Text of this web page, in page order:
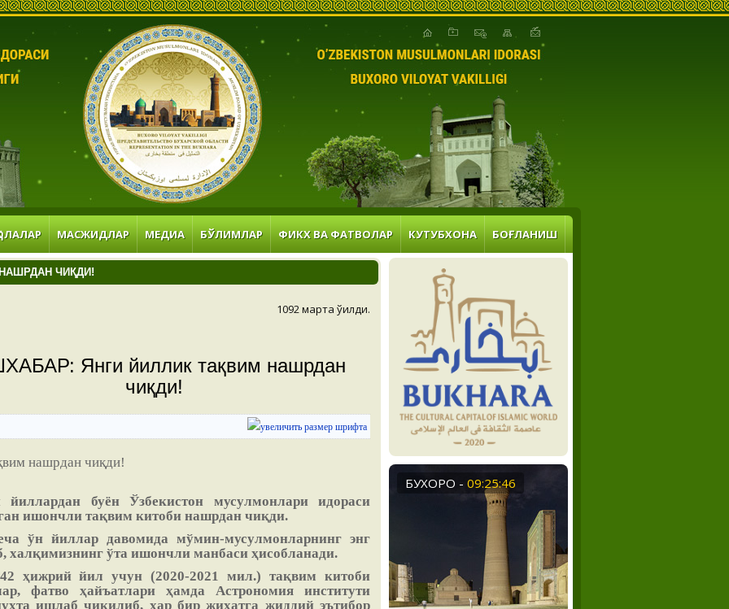
МАСЖИДЛАР МЕДИА БЎЛИМЛАР ФИКХ ВА ФАТВОЛАР КУТУБХОНА БОҒЛАНИШ
ЧИҚДИ!
1092 марта ўқилди.
Янги йиллик тақвим нашрдан
чиқди!
буён Ўзбекистон мусулмонлари идораси
ишончли тақвим китоби нашрдан чиқди.
ўн йиллар давомида мўмин-мусулмонларнинг энг
халқимизнинг ўта ишончли манбаси ҳисобланади.
ҳижрий йил учун (2020-2021 мил.) тақвим китоби
фатво ҳайъатлари ҳамда Астрономия институти
ишлаб чиқилиб, ҳар бир жиҳатга жиддий эътибор
БУХОРО - 09:25:47